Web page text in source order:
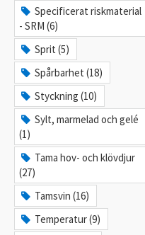
Specificerat riskmaterial
- SRM (6)
Sprit (5)
Spårbarhet (18)
Styckning (10)
Sylt, marmelad och gelé
(1)
Tama hov- och klövdjur
(27)
Tamsvin (16)
Temperatur (9)